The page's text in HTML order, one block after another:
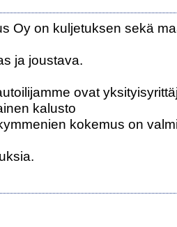
Oy on kuljetuksen sekä
ja joustava.
ovat
kalusto
kokemus on